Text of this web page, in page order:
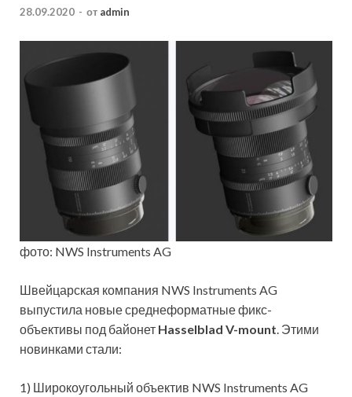
28.09.2020 - от admin
фото: NWS Instruments AG
Швейцарская компания NWS Instruments AG
выпустила новые среднеформатные фикс-
объективы под байонет Hasselblad V-mount. Этими
новинками стали:
1) Широкоугольный объектив NWS Instruments AG